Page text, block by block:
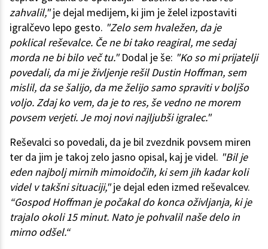
zahvalil,"je dejal medijem, ki jim je želel izpostaviti
igralčevo lepo gesto. "Zelo sem hvaležen, da je
poklical reševalce. Če ne bi tako reagiral, me sedaj
morda ne bi bilo več tu."Dodal je še: "Ko so mi prijatelji
povedali, da mi je življenje rešil Dustin Hoffman, sem
mislil, da se šalijo, da me želijo samo spraviti v boljšo
voljo. Zdaj ko vem, da je to res, še vedno ne morem
povsem verjeti. Je moj novi najljubši igralec."
Reševalci so povedali, da je bil zvezdnik povsem miren
ter da jim je takoj zelo jasno opisal, kaj je videl. "Bil je
eden najbolj mirnih mimoidočih, ki sem jih kadar koli
videl v takšni situaciji,"je dejal eden izmed reševalcev.
“Gospod Hoffman je počakal do konca oživljanja, ki je
trajalo okoli 15 minut. Nato je pohvalil naše delo in
mirno odšel.“